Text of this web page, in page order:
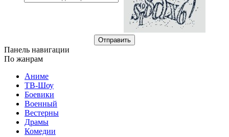
Отправить
Панель навигации
По жанрам
Аниме
ТВ-Шоу
Боевики
Военный
Вестерны
Драмы
Комедии